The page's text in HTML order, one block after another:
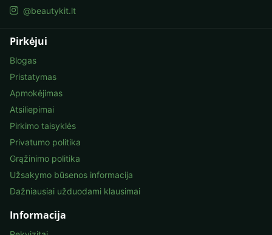
Pirkėjui
Blogas
Pristatymas
Apmokėjimas
Atsiliepimai
Pirkimo taisyklės
Privatumo politika
Grąžinimo politika
Užsakymo būsenos informacija
Dažniausiai užduodami klausimai
Informacija
@beautykit.lt